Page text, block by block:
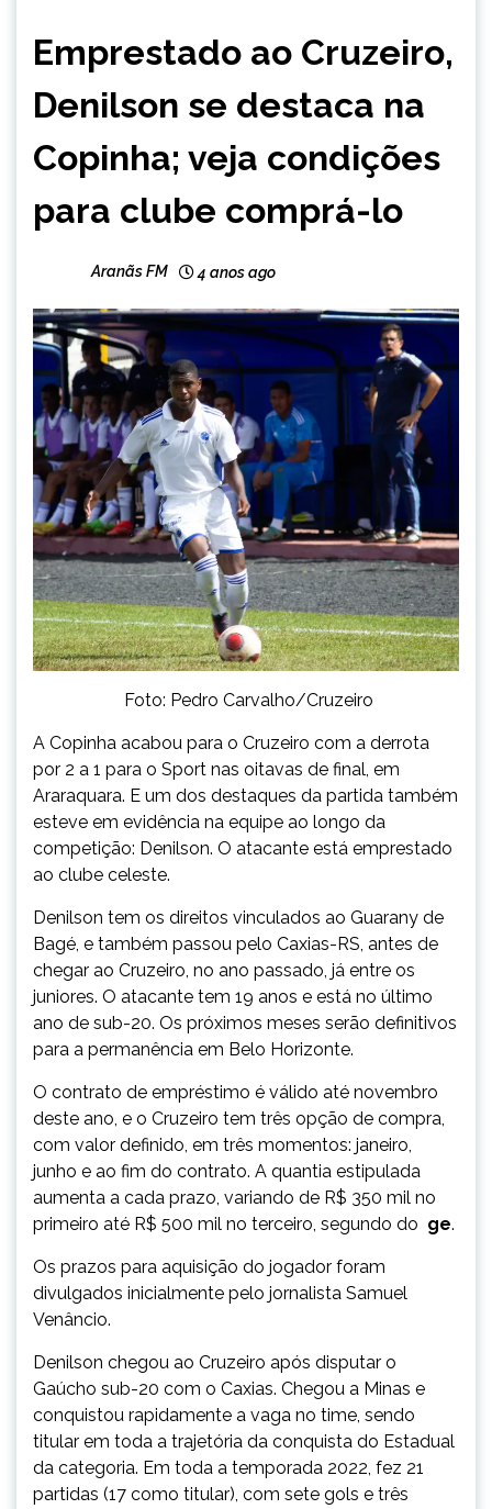
Emprestado ao Cruzeiro,
Denilson se destaca na
Copinha; veja condições
para clube comprá-lo
Aranãs FM 4 anos ago
Foto: Pedro Carvalho/Cruzeiro
A Copinha acabou para o Cruzeiro com a derrota
por 2 a 1 para o Sport nas oitavas de final, em
Araraquara. E um dos destaques da partida também
esteve em evidência na equipe ao longo da
competição: Denilson. O atacante está emprestado
ao clube celeste.
Denilson tem os direitos vinculados ao Guarany de
Bagé, e também passou pelo Caxias-RS, antes de
chegar ao Cruzeiro, no ano passado, já entre os
juniores. O atacante tem 19 anos e está no último
ano de sub-20. Os próximos meses serão definitivos
para a permanência em Belo Horizonte.
O contrato de empréstimo é válido até novembro
deste ano, e o Cruzeiro tem três opção de compra,
com valor definido, em três momentos: janeiro,
junho e ao fim do contrato. A quantia estipulada
aumenta a cada prazo, variando de R$ 350 mil no
primeiro até R$ 500 mil no terceiro, segundo do ge.
Os prazos para aquisição do jogador foram
divulgados inicialmente pelo jornalista Samuel
Venâncio.
Denilson chegou ao Cruzeiro após disputar o
Gaúcho sub-20 com o Caxias. Chegou a Minas e
conquistou rapidamente a vaga no time, sendo
titular em toda a trajetória da conquista do Estadual
da categoria. Em toda a temporada 2022, fez 21
partidas (17 como titular), com sete gols e três